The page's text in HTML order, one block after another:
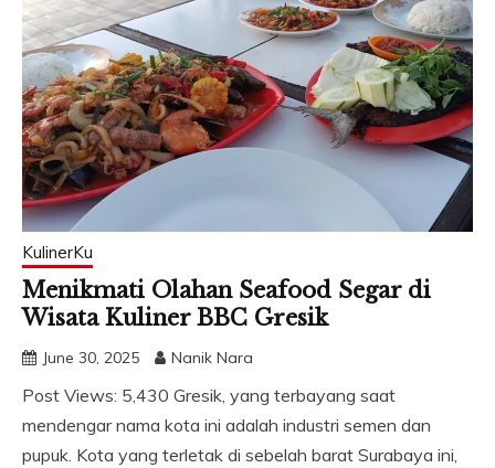
KulinerKu
Menikmati Olahan Seafood Segar di
Wisata Kuliner BBC Gresik
June 30, 2025 Nanik Nara
Post Views: 5,430 Gresik, yang terbayang saat
mendengar nama kota ini adalah industri semen dan
pupuk. Kota yang terletak di sebelah barat Surabaya ini,